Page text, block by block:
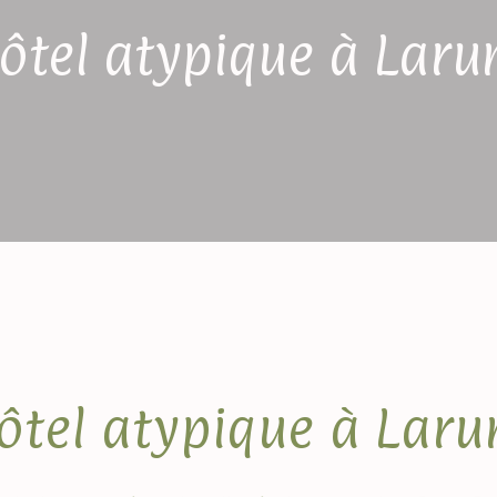
atypique à
atypique à